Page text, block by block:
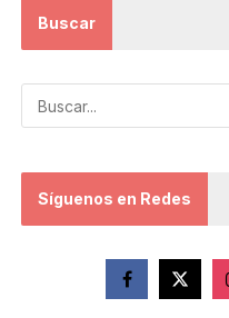
Buscar
Síguenos en Redes